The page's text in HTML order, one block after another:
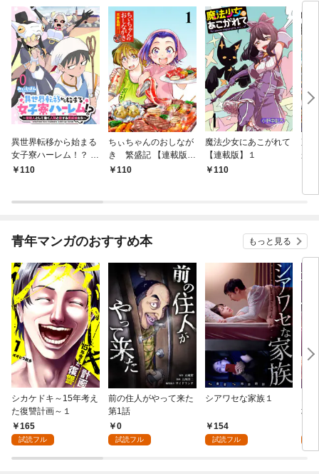
異世界転移から始まる
女子寮ハーレム！？ ～
管理人として働く人間
110
ちぃちゃんのおしなが
き 繁盛記 【連載版】
１110
魔法少女にあこがれて
【連載版】１
110
東
か
な
青年マンガのおすすめ本 もっと見る
シカケドキ～15年考え
た復讐計画～１
165
試読フル
前の住人がやって来た
第1話
0
試読フル
シアワセな家族１
154
試読フル
地